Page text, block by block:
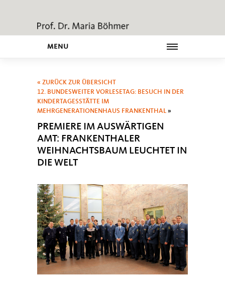
MENU
« ZURÜCK ZUR ÜBERSICHT
12. BUNDESWEITER VORLESETAG: BESUCH IN DER
KINDERTAGESSTÄTTE IM
MEHRGENERATIONENHAUS FRANKENTHAL »
PREMIERE IM AUSWÄRTIGEN
AMT: FRANKENTHALER
WEIHNACHTSBAUM LEUCHTET IN
DIE WELT